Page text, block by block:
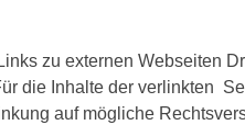
zu externen Webseiten
die Inhalte der verlinkten
auf mögliche